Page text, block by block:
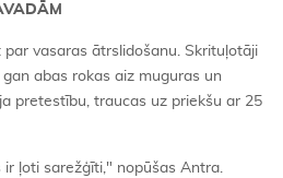
vasaras ātrslidošanu. Skrituļotāji
abas rokas aiz muguras un
pretestību, traucas uz priekšu ar 25
ir ļoti sarežģīti," nopūšas Antra.